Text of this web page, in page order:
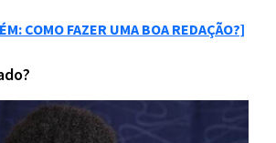
COMO FAZER UMA BOA REDAÇÃO?]